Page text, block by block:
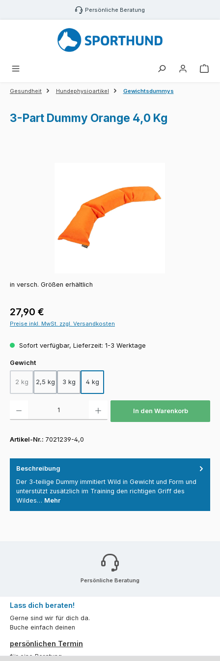
Zum Hauptinhalt springen Persönliche Beratung
Gesundheit Hundephysioartikel Gewichtsdummys
3-Part Dummy Orange 4,0 Kg
in versch. Größen erhältlich
Regulärer Preis:
27,90 €
Preise inkl. MwSt. zzgl. Versandkosten
Sofort verfügbar, Lieferzeit: 1-3 Werktage
Gewichtauswählen
2 kg
(Diese Option ist zurzeit nicht verfügbar.)
2,5 kg 3 kg 4 kg
In den Warenkorb
Artikel-Nr.: 7021239-4,0
Beschreibung
Der 3-teilige Dummy immitiert Wild in Gewicht und Form und
unterstützt zusätzlich im Training den richtigen Griff des
Wildes… Mehr
Persönliche Beratung
Lass dich beraten!
Gerne sind wir für dich da.
Buche einfach deinen
persönlichen Termin
für eine Beratung.